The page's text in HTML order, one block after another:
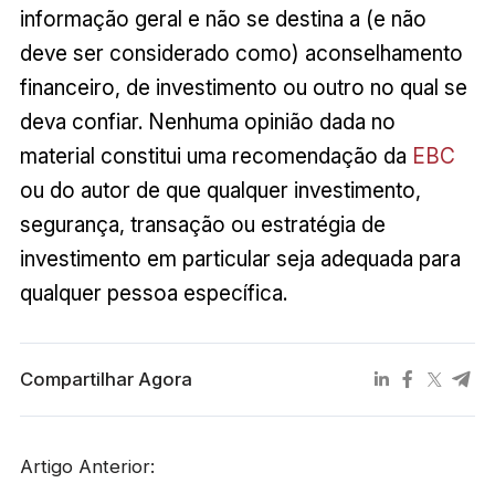
informação geral e não se destina a (e não
deve ser considerado como) aconselhamento
financeiro, de investimento ou outro no qual se
deva confiar. Nenhuma opinião dada no
material constitui uma recomendação da EBC
ou do autor de que qualquer investimento,
segurança, transação ou estratégia de
investimento em particular seja adequada para
qualquer pessoa específica.
Compartilhar Agora
Artigo Anterior: